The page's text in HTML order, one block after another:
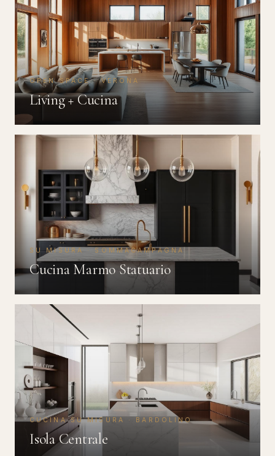
OPEN SPACE · VERONA
Living + Cucina
SU MISURA · SOMMACAMPAGNA
Cucina Marmo Statuario
CUCINA SU MISURA · BARDOLINO
Isola Centrale